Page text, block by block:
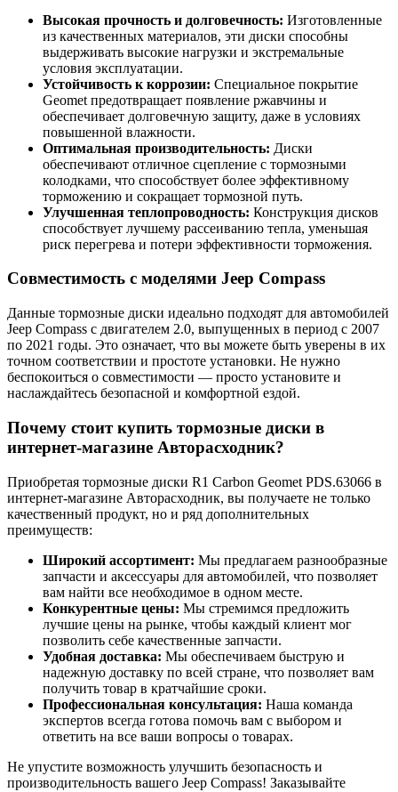
Высокая прочность и долговечность: Изготовленные
из качественных материалов, эти диски способны
выдерживать высокие нагрузки и экстремальные
условия эксплуатации.
Устойчивость к коррозии: Специальное покрытие
Geomet предотвращает появление ржавчины и
обеспечивает долговечную защиту, даже в условиях
повышенной влажности.
Оптимальная производительность: Диски
обеспечивают отличное сцепление с тормозными
колодками, что способствует более эффективному
торможению и сокращает тормозной путь.
Улучшенная теплопроводность: Конструкция дисков
способствует лучшему рассеиванию тепла, уменьшая
риск перегрева и потери эффективности торможения.
Совместимость с моделями Jeep Compass
Данные тормозные диски идеально подходят для автомобилей
Jeep Compass с двигателем 2.0, выпущенных в период с 2007
по 2021 годы. Это означает, что вы можете быть уверены в их
точном соответствии и простоте установки. Не нужно
беспокоиться о совместимости — просто установите и
наслаждайтесь безопасной и комфортной ездой.
Почему стоит купить тормозные диски в
интернет-магазине Авторасходник?
Приобретая тормозные диски R1 Carbon Geomet PDS.63066 в
интернет-магазине Авторасходник, вы получаете не только
качественный продукт, но и ряд дополнительных
преимуществ:
Широкий ассортимент: Мы предлагаем разнообразные
запчасти и аксессуары для автомобилей, что позволяет
вам найти все необходимое в одном месте.
Конкурентные цены: Мы стремимся предложить
лучшие цены на рынке, чтобы каждый клиент мог
позволить себе качественные запчасти.
Удобная доставка: Мы обеспечиваем быструю и
надежную доставку по всей стране, что позволяет вам
получить товар в кратчайшие сроки.
Профессиональная консультация: Наша команда
экспертов всегда готова помочь вам с выбором и
ответить на все ваши вопросы о товарах.
Не упустите возможность улучшить безопасность и
производительность вашего Jeep Compass! Заказывайте